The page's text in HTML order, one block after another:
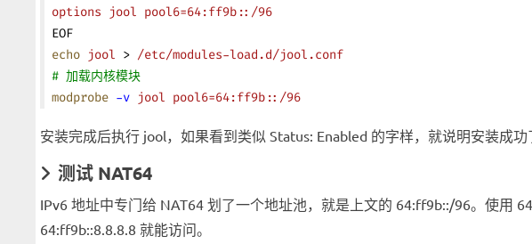
options jool pool6=64:ff9b::/96
EOF
echo jool > /etc/modules-load.d/jool.conf
# 加载内核模块
modprobe -v jool pool6=64:ff9b::/96
安装完成后执行 jool，如果看到类似 Status: Enabled 的字样，就说明安装成功
测试 NAT64
IPv6 地址中专门给 NAT64 划了一个地址池，就是上文的 64:ff9b::/96。使用
64:ff9b::8.8.8.8 就能访问。